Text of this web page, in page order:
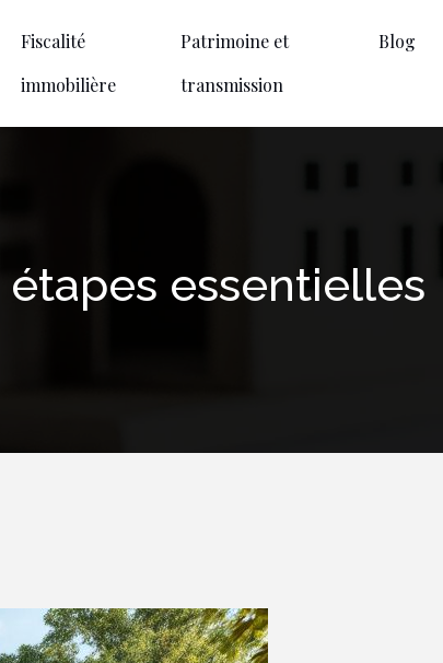
Fiscalité
immobilière
Patrimoine et
transmission
Blog
essentielles